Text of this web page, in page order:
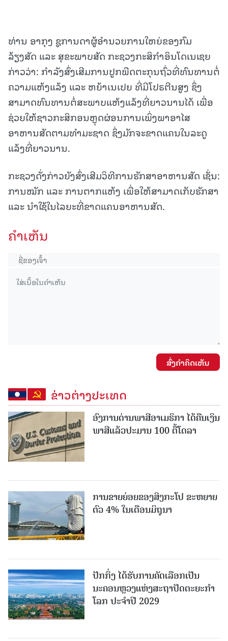
ທ່ານ ອາກຸງ ຊູການດາຜູ້ອຳນວຍການໃຫຍ່ຂອງກົມ
ລ້ຽງສັດ ແລະ ສຸຂະພາບສັດ ກະຊວງກະສິກຳອິນໂດເນເຊຍ
ກ່າວວ່າ: ກຳລັງສົ່ງເສີມການປູກພືດຕະກຸນຖົ່ວທີ່ທົນທານຕໍ່
ຄວາມແຫ້ງແລ້ງ ແລະ ຫຍ້າເນເປຍ ທີ່ມີໂປຣຕີນສູງ ຊຶ່ງ
ສາມາດທົນທານຕໍ່ສະພາບແຫ້ງແລ້ງທີ່ຍາວນານໄດ້ ເພື່ອ
ຊ່ວຍໃຫ້ຊາວກະສິກອນຫຼຸດຜ່ອນການເພິ່ງພາອາໄສ
ອາຫານສັດຕາມທຳມະຊາດ ຊຶ່ງມັກຈະຂາດແຄນໃນລະດູ
ແລ້ງທີ່ຍາວນານ.
ກະຊວງດັ່ງກ່າວຍັງສົ່ງເສີມວິທີການຮັກສາອາຫານສັດ ເຊັ່ນ:
ການໝັກ ແລະ ການຕາກແຫ້ງ ເພື່ອໃຫ້ສາມາດເກັບຮັກສາ
ແລະ ນຳໃຊ້ໃນໄລຍະທີ່ຂາດແຄນອາຫານສັດ.
ຄໍາເຫັນ
ສົ່ງຄໍາຄິດເຫັນ
ຂ່າວຕ່າງປະເທດ
ອົງການດ່ານພາສີອາເມຣິກາ ໄດ້ຄືນເງິນ
ພາສີແລ້ວປະມານ 100 ຕື້ໂດລາ
ການຂາຍຍ່ອຍຂອງສິງກະໂປ ຂະຫຍາຍ
ຕົວ 4% ໃນເດືອນມິຖຸນາ
ປັກກິ່ງ ໄດ້ຮັບການຄັດເລືອກເປັນ
ນະຄອນຫຼວງແຫ່ງສະຖາປັດຕະຍະກຳ
ໂລກ ປະຈຳປີ 2029